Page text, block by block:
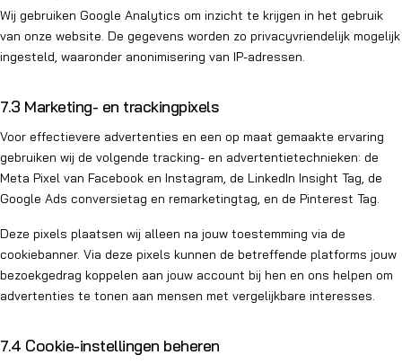
Wij gebruiken Google Analytics om inzicht te krijgen in het gebruik
van onze website. De gegevens worden zo privacyvriendelijk mogelijk
ingesteld, waaronder anonimisering van IP-adressen.
7.3 Marketing- en trackingpixels
Voor effectievere advertenties en een op maat gemaakte ervaring
gebruiken wij de volgende tracking- en advertentietechnieken: de
Meta Pixel van Facebook en Instagram, de LinkedIn Insight Tag, de
Google Ads conversietag en remarketingtag, en de Pinterest Tag.
Deze pixels plaatsen wij alleen na jouw toestemming via de
cookiebanner. Via deze pixels kunnen de betreffende platforms jouw
bezoekgedrag koppelen aan jouw account bij hen en ons helpen om
advertenties te tonen aan mensen met vergelijkbare interesses.
7.4 Cookie-instellingen beheren